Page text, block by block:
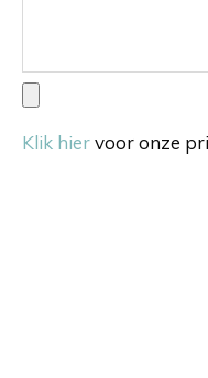
Klik hiervoor onze